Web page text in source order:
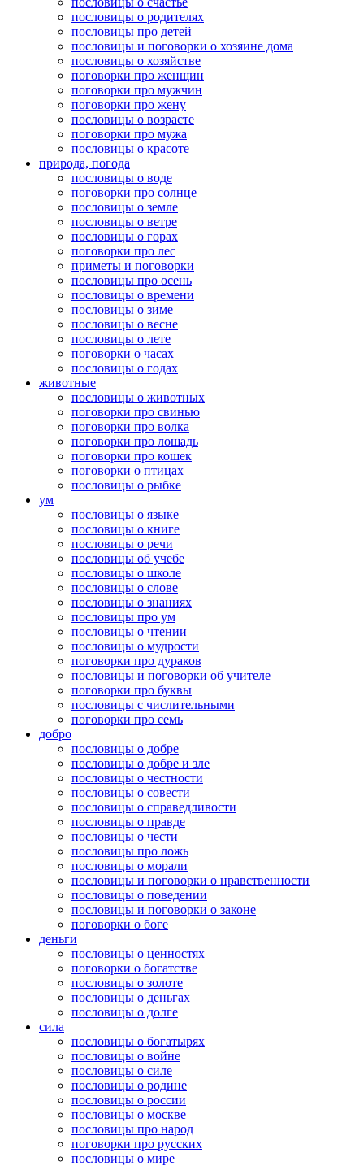
пословицы о родителях
пословицы про детей
пословицы и поговорки о хозяине дома
пословицы о хозяйстве
поговорки про женщин
поговорки про мужчин
поговорки про жену
пословицы о возрасте
поговорки про мужа
пословицы о красоте
природа, погода
пословицы о воде
поговорки про солнце
пословицы о земле
пословицы о ветре
пословицы о горах
поговорки про лес
приметы и поговорки
пословицы про осень
пословицы о времени
пословицы о зиме
пословицы о весне
пословицы о лете
поговорки о часах
пословицы о годах
животные
пословицы о животных
поговорки про свинью
поговорки про волка
поговорки про лошадь
поговорки про кошек
поговорки о птицах
пословицы о рыбке
ум
пословицы о языке
пословицы о книге
пословицы о речи
пословицы об учебе
пословицы о школе
пословицы о слове
пословицы о знаниях
пословицы про ум
пословицы о чтении
пословицы о мудрости
поговорки про дураков
пословицы и поговорки об учителе
поговорки про буквы
пословицы с числительными
поговорки про семь
добро
пословицы о добре
пословицы о добре и зле
пословицы о честности
пословицы о совести
пословицы о справедливости
пословицы о правде
пословицы о чести
пословицы про ложь
пословицы о морали
пословицы и поговорки о нравственности
пословицы о поведении
пословицы и поговорки о законе
поговорки о боге
деньги
пословицы о ценностях
поговорки о богатстве
пословицы о золоте
пословицы о деньгах
пословицы о долге
сила
пословицы о богатырях
пословицы о войне
пословицы о силе
пословицы о родине
пословицы о россии
пословицы о москве
пословицы про народ
поговорки про русских
пословицы о мире